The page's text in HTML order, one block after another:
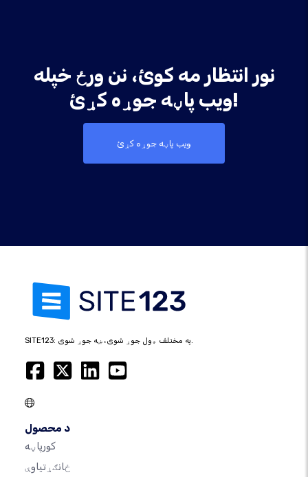
نور انتظار مه کوئ، نن ورځ خپله
ویب پاڼه جوړه کړئ!
ویب پاڼه جوړه کړئ
SITE123: په مختلف ډول جوړ شوی، ښه جوړ شوی.
د محصول
کورپاڼه
ځانګړتیاوې